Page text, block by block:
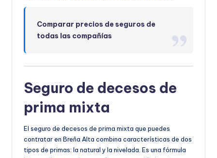
Comparar precios de seguros de
todas las compañías
Seguro de decesos de
prima mixta
El seguro de decesos de prima mixta que puedes
contratar en Breña Alta combina características de dos
tipos de primas: la natural y la nivelada. Es una fórmula